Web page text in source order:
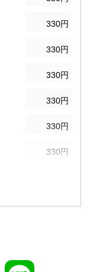
330円
330円
330円
330円
330円
330円